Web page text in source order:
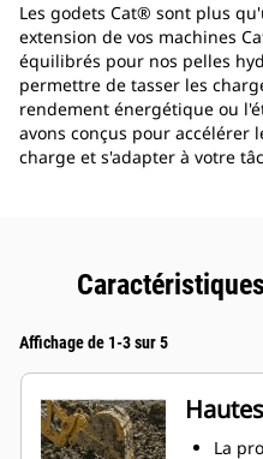
Les godets Cat® sont plus
extension de vos machines
équilibrés pour nos pelles
permettre de tasser les
rendement énergétique ou
avons conçus pour accélérer
charge et s'adapter à votre
Affichage de 1-3 sur 5
La